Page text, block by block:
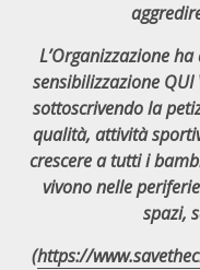
L’Organizzazione
sensibilizzazione
sottoscrivendo la
qualità, attività
crescere a tutti i
vivono nelle
spazi,
(https://